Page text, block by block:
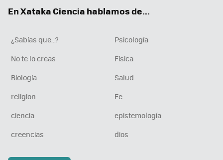
En Xataka Ciencia hablamos de...
¿Sabías que...?
Psicología
No te lo creas
Física
Biología
Salud
religion
Fe
ciencia
epistemología
creencias
dios